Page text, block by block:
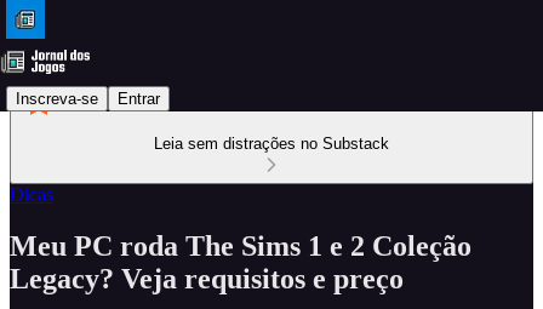
Inscreva-se Entrar
Leia sem distrações no Substack
Dicas
Meu PC roda The Sims 1 e 2 Coleção
Legacy? Veja requisitos e preço